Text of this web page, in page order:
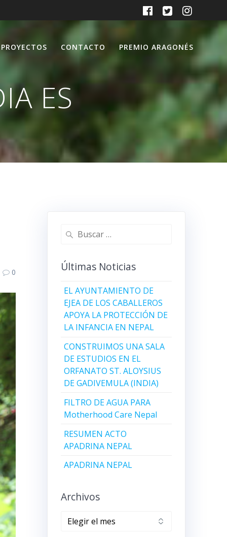
PROYECTOS CONTACTO PREMIO ARAGONÉS
ES
0
Buscar:
Últimas Noticias
EL AYUNTAMIENTO DE
EJEA DE LOS CABALLEROS
APOYA LA PROTECCIÓN DE
LA INFANCIA EN NEPAL
CONSTRUIMOS UNA SALA
DE ESTUDIOS EN EL
ORFANATO ST. ALOYSIUS
DE GADIVEMULA (INDIA)
FILTRO DE AGUA PARA
Motherhood Care Nepal
RESUMEN ACTO
APADRINA NEPAL
APADRINA NEPAL
Archivos
Archivos